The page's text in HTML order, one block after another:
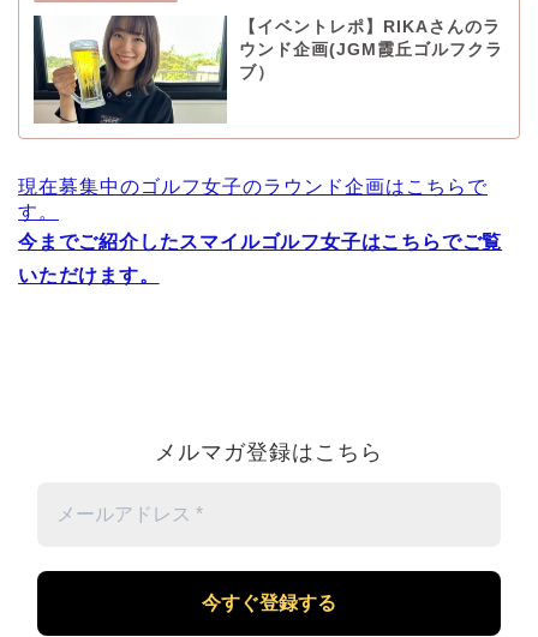
【イベントレポ】RIKAさんのラ
ウンド企画(JGM霞丘ゴルフクラ
ブ）
現在募集中のゴルフ女子のラウンド企画はこちらで
す。
今までご紹介したスマイルゴルフ女子はこちらでご覧
いただけます。
メルマガ登録はこちら
ー
ア